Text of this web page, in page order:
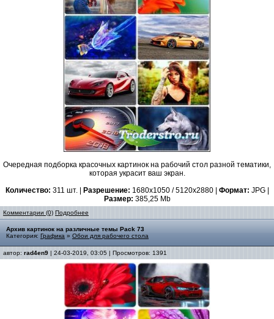
Очередная подборка красочных картинок на рабочий стол разной тематики,
которая украсит ваш экран.
Количество: 311 шт. | Разрешение: 1680x1050 / 5120x2880 | Формат: JPG |
Размер: 385,25 Mb
Комментарии (0) Подробнее
Архив картинок на различные темы Pack 73
Категория: Графика » Обои для рабочего стола
автор: rad4en9 | 24-03-2019, 03:05 | Просмотров: 1391